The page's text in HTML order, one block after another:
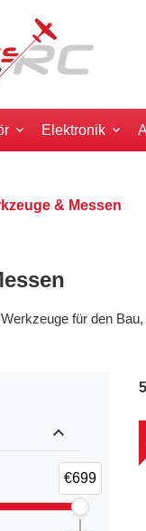
Elektronik
& Messen
für den
expand_less
€699